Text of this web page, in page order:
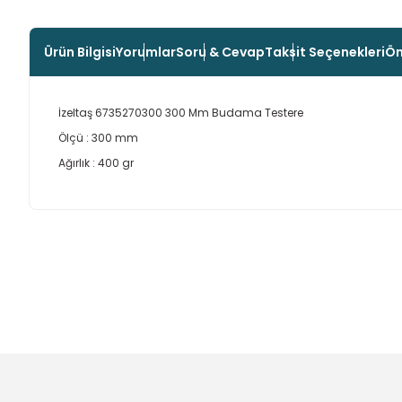
Ürün BilgisiYorumlarSoru & CevapTaksit Seçenekleri
İzeltaş 6735270300 300 Mm Budama Testere
Ölçü : 300 mm
Ağırlık : 400 gr